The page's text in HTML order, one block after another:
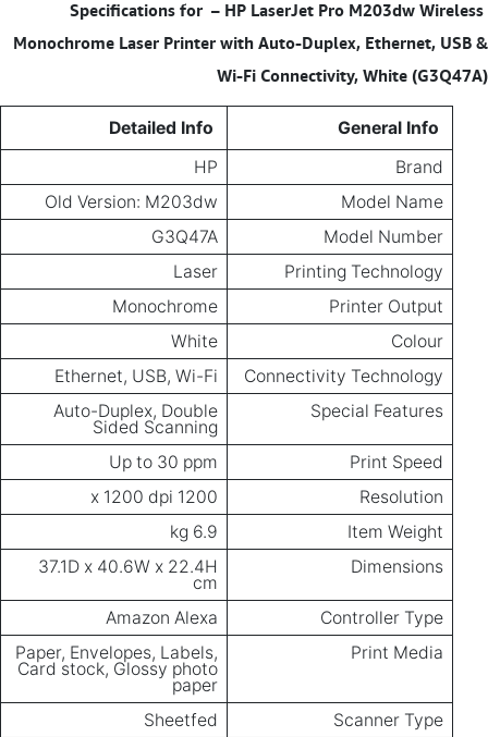
– HP LaserJet Pro M203dw Wireless
Monochrome Laser Printer with Auto-Duplex, Ethernet, USB &
Wi-Fi Connectivity, White (G3Q47A)
General Info
Detailed Info
Brand
HP
Model Name
Old Version: M203dw
Model Number
G3Q47A
Printing Technology
Laser
Printer Output
Monochrome
Colour
White
Connectivity Technology
Ethernet, USB, Wi-Fi
Special Features
Auto-Duplex, Double
Sided Scanning
Print Speed
Up to 30 ppm
Resolution
1200 x 1200 dpi
Item Weight
6.9 kg
Dimensions
37.1D x 40.6W x 22.4H
cm
Controller Type
Amazon Alexa
Print Media
Paper, Envelopes, Labels,
Card stock, Glossy photo
paper
Scanner Type
Sheetfed